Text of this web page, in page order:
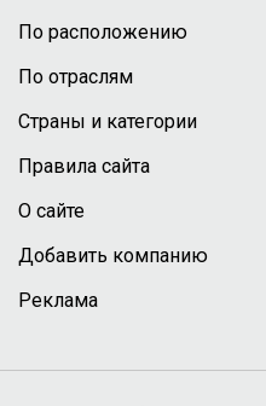
По расположению
По отраслям
Страны и категории
Правила сайта
О сайте
Добавить компанию
Реклама